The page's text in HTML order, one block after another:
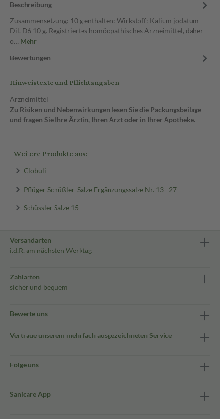
Beschreibung
Zusammensetzung: 10 g enthalten: Wirkstoff: Kalium jodatum
Dil. D6 10 g. Registriertes homöopathisches Arzneimittel, daher
o… Mehr
Bewertungen
Hinweistexte und Pflichtangaben
Arzneimittel
Zu Risiken und Nebenwirkungen lesen Sie die Packungsbeilage
und fragen Sie Ihre Ärztin, Ihren Arzt oder in Ihrer Apotheke.
Weitere Produkte aus:
Globuli
Pflüger Schüßler-Salze Ergänzungssalze Nr. 13 - 27
Schüssler Salze 15
Versandarten
i.d.R. am nächsten Werktag
Zahlarten
sicher und bequem
Bewerte uns
Vertraue unserem mehrfach ausgezeichneten Service
Folge uns
Sanicare App